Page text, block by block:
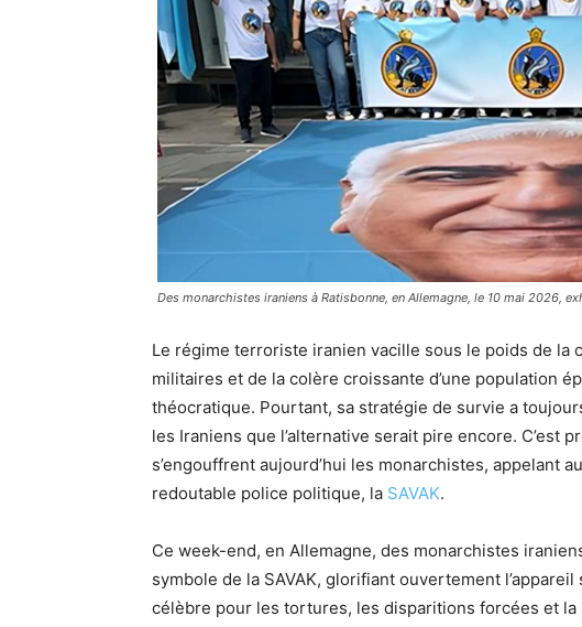
Des monarchistes iraniens à Ratisbonne, en Allemagne, le 10 mai 2026,
Le régime terroriste iranien vacille sous le poids de la
militaires et de la colère croissante d’une population
théocratique. Pourtant, sa stratégie de survie a
les Iraniens que l’alternative serait pire encore. C’est
s’engouffrent aujourd’hui les monarchistes, appelant
redoutable police politique, la SAVAK.
Ce week-end, en Allemagne, des monarchistes
symbole de la SAVAK, glorifiant ouvertement
célèbre pour les tortures, les disparitions forcées et